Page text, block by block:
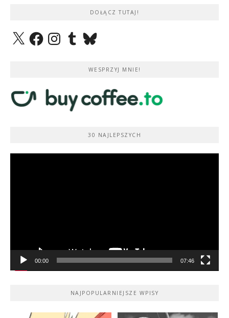
DOŁĄCZ TUTAJ!
X FacebookInstagramTumblrBluesky
WESPRZYJ MNIE!
30 NAJLEPSZYCH
00:00 07:46
NAJPOPULARNIEJSZE WPISY